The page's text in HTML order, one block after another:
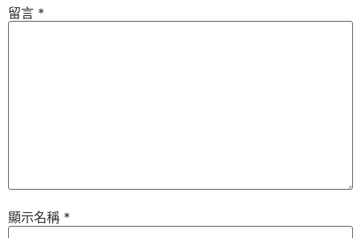
留言 *
顯示名稱 *